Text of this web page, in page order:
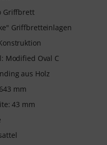
Griffbrett
Griffbretteinlagen
Modified Oval C
aus Holz
mm
43 mm